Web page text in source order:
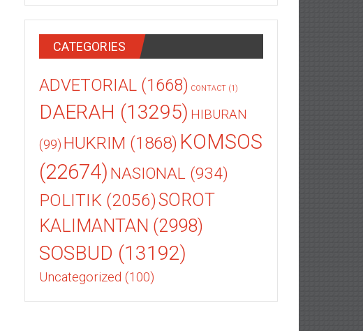
CATEGORIES
ADVETORIAL (1668) CONTACT (1)
DAERAH (13295) HIBURAN
(99) HUKRIM (1868) KOMSOS
(22674) NASIONAL (934)
POLITIK (2056)SOROT
KALIMANTAN (2998)
SOSBUD (13192)
Uncategorized (100)